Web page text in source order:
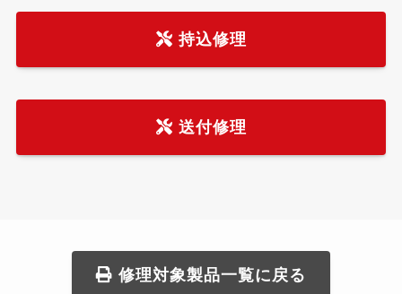
持込修理
送付修理
修理対象製品一覧に戻る